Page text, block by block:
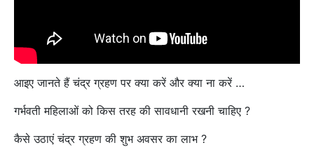
आइए जानते हैं चंद्र ग्रहण पर क्या करें और क्या ना करें …
गर्भवती महिलाओं को किस तरह की सावधानी रखनी चाहिए ?
कैसे उठाएं चंद्र ग्रहण की शुभ अवसर का लाभ ?